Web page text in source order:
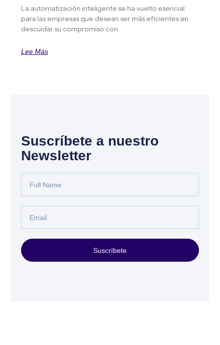
La automatización inteligente se ha vuelto esencial
para las empresas que desean ser más eficientes sin
descuidar su compromiso con
Lee Más
Suscríbete a nuestro
Newsletter
Name
Suscríbete